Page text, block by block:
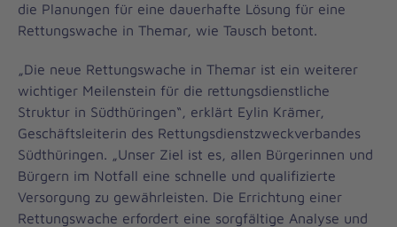
die Planungen für eine dauerhafte Lösung für eine
Rettungswache in Themar, wie Tausch betont.
„Die neue Rettungswache in Themar ist ein weiterer
wichtiger Meilenstein für die rettungsdienstliche
Struktur in Südthüringen“, erklärt Eylin Krämer,
Geschäftsleiterin des Rettungsdienstzweckverbandes
Südthüringen. „Unser Ziel ist es, allen Bürgerinnen und
Bürgern im Notfall eine schnelle und qualifizierte
Versorgung zu gewährleisten. Die Errichtung einer
Rettungswache erfordert eine sorgfältige Analyse und